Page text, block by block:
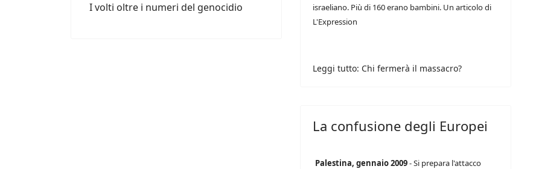
I volti oltre i numeri del genocidio
israeliano. Più di 160 erano bambini. Un articolo di
L'Expression
Leggi tutto: Chi fermerà il massacro?
La confusione degli Europei
Palestina, gennaio 2009- Si prepara l'attacco